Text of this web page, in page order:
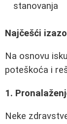
stanovanja
Najčešći
Na osnovu
poteškoća i
1.
Neke